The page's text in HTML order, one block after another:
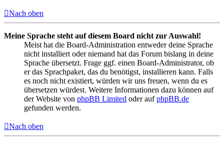
Nach oben
Meine Sprache steht auf diesem Board nicht zur Auswahl!
Meist hat die Board-Administration entweder deine Sprache
nicht installiert oder niemand hat das Forum bislang in deine
Sprache übersetzt. Frage ggf. einen Board-Administrator, ob
er das Sprachpaket, das du benötigst, installieren kann. Falls
es noch nicht existiert, würden wir uns freuen, wenn du es
übersetzen würdest. Weitere Informationen dazu können auf
der Website von phpBB Limited oder aufphpBB.de
gefunden werden.
Nach oben